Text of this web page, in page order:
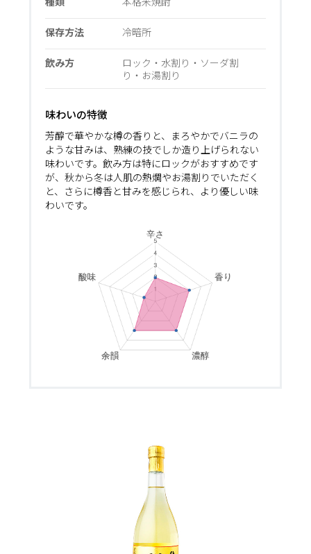
保存方法 冷暗所
飲み方
ロック・水割り・ソーダ割
り・お湯割り
味わいの特徴
芳醇で華やかな樽の香りと、まろやかでバニラの
ような甘みは、熟練の技でしか造り上げられない
味わいです。飲み方は特にロックがおすすめです
が、秋から冬は人肌の熱燗やお湯割りでいただく
と、さらに樽香と甘みを感じられ、より優しい味
わいです。